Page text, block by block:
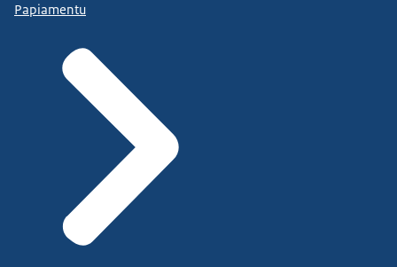
Papiamentu